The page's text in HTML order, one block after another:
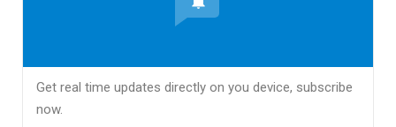
Get real time updates directly on you device, subscribe
now.